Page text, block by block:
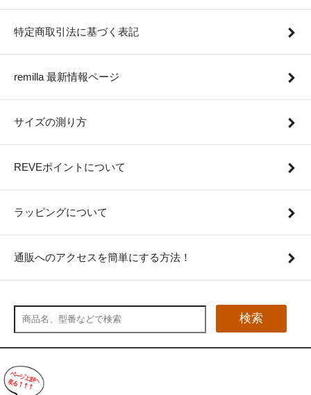
特定商取引法に基づく表記
remilla 最新情報ページ
サイズの測り方
REVEポイントについて
ラッピングについて
通販へのアクセスを簡単にする方法！
検索